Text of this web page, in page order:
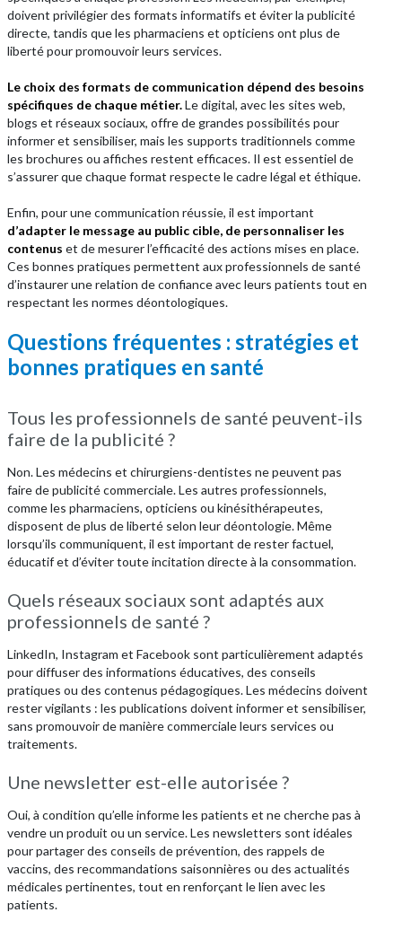
doivent privilégier des formats informatifs et éviter la publicité
directe, tandis que les pharmaciens et opticiens ont plus de
liberté pour promouvoir leurs services.
Le choix des formats de communication dépend des besoins
spécifiques de chaque métier.Le digital, avec les sites web,
blogs et réseaux sociaux, offre de grandes possibilités pour
informer et sensibiliser, mais les supports traditionnels comme
les brochures ou affiches restent efficaces. Il est essentiel de
s’assurer que chaque format respecte le cadre légal et éthique.
Enfin, pour une communication réussie, il est important
d’adapter le message au public cible, de personnaliser les
contenus et de mesurer l’efficacité des actions mises en place.
Ces bonnes pratiques permettent aux professionnels de santé
d’instaurer une relation de confiance avec leurs patients tout en
respectant les normes déontologiques.
Questions fréquentes : stratégies et
bonnes pratiques en santé
Tous les professionnels de santé peuvent-ils
faire de la publicité ?
Non. Les médecins et chirurgiens-dentistes ne peuvent pas
faire de publicité commerciale. Les autres professionnels,
comme les pharmaciens, opticiens ou kinésithérapeutes,
disposent de plus de liberté selon leur déontologie. Même
lorsqu’ils communiquent, il est important de rester factuel,
éducatif et d’éviter toute incitation directe à la consommation.
Quels réseaux sociaux sont adaptés aux
professionnels de santé ?
LinkedIn, Instagram et Facebook sont particulièrement adaptés
pour diffuser des informations éducatives, des conseils
pratiques ou des contenus pédagogiques. Les médecins doivent
rester vigilants : les publications doivent informer et sensibiliser,
sans promouvoir de manière commerciale leurs services ou
traitements.
Une newsletter est-elle autorisée ?
Oui, à condition qu’elle informe les patients et ne cherche pas à
vendre un produit ou un service. Les newsletters sont idéales
pour partager des conseils de prévention, des rappels de
vaccins, des recommandations saisonnières ou des actualités
médicales pertinentes, tout en renforçant le lien avec les
patients.